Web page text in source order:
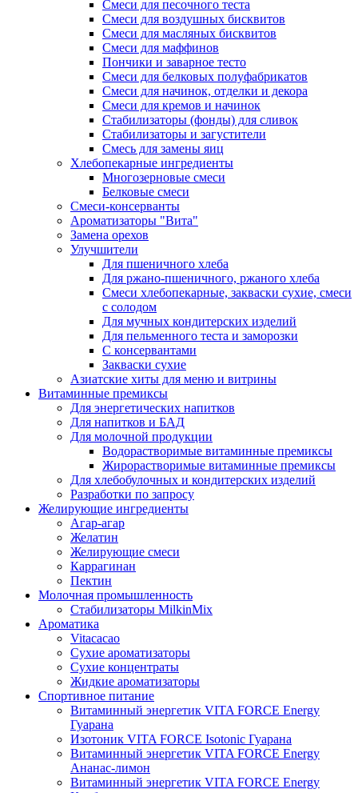
Смеси для песочного теста
Смеси для воздушных бисквитов
Смеси для масляных бисквитов
Смеси для маффинов
Пончики и заварное тесто
Cмеси для белковых полуфабрикатов
Смеси для начинок, отделки и декора
Смеси для кремов и начинок
Стабилизаторы (фонды) для сливок
Стабилизаторы и загустители
Смесь для замены яиц
Хлебопекарные ингредиенты
Многозерновые смеси
Белковые смеси
Смеси-консерванты
Ароматизаторы "Вита"
Замена орехов
Улучшители
Для пшеничного хлеба
Для ржано-пшеничного, ржаного хлеба
Смеси хлебопекарные, закваски сухие, смеси
с солодом
Для мучных кондитерских изделий
Для пельменного теста и заморозки
С консервантами
Закваски сухие
Азиатские хиты для меню и витрины
Витаминные премиксы
Для энергетических напитков
Для напитков и БАД
Для молочной продукции
Водорастворимые витаминные премиксы
Жирорастворимые витаминные премиксы
Для хлебобулочных и кондитерских изделий
Разработки по запросу
Желирующие ингредиенты
Агар-агар
Желатин
Желирующие смеси
Каррагинан
Пектин
Молочная промышленность
Стабилизаторы MilkinMix
Ароматика
Vitacacao
Сухие ароматизаторы
Сухие концентраты
Жидкие ароматизаторы
Спортивное питание
Витаминный энергетик VITA FORCE Energy
Гуарана
Изотоник VITA FORCE Isotonic Гуарана
Витаминный энергетик VITA FORCE Energy
Ананас-лимон
Витаминный энергетик VITA FORCE Energy